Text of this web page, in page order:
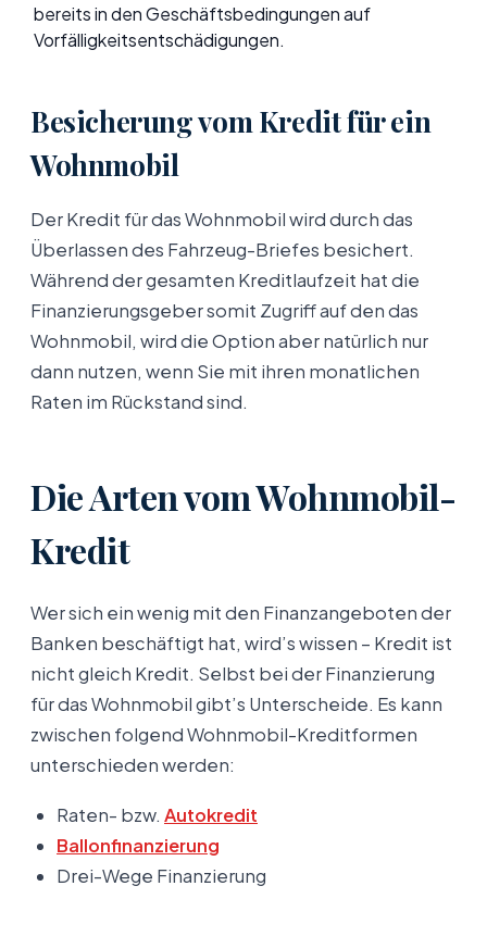
bereits in den Geschäftsbedingungen auf
Vorfälligkeitsentschädigungen.
Besicherung vom Kredit für ein
Wohnmobil
Der Kredit für das Wohnmobil wird durch das
Überlassen des Fahrzeug-Briefes besichert.
Während der gesamten Kreditlaufzeit hat die
Finanzierungsgeber somit Zugriff auf den das
Wohnmobil, wird die Option aber natürlich nur
dann nutzen, wenn Sie mit ihren monatlichen
Raten im Rückstand sind.
Die Arten vom Wohnmobil-
Kredit
Wer sich ein wenig mit den Finanzangeboten der
Banken beschäftigt hat, wird’s wissen – Kredit ist
nicht gleich Kredit. Selbst bei der Finanzierung
für das Wohnmobil gibt’s Unterscheide. Es kann
zwischen folgend Wohnmobil-Kreditformen
unterschieden werden:
Raten- bzw. Autokredit
Ballonfinanzierung
Drei-Wege Finanzierung